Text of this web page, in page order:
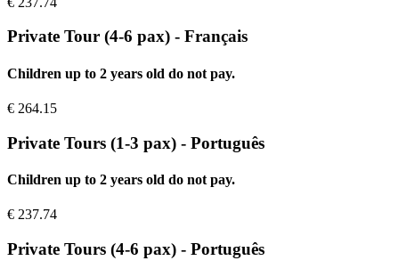
Private Tour (4-6 pax) - Français
Children up to 2 years old do not pay.
€ 264.15
Private Tours (1-3 pax) - Português
Children up to 2 years old do not pay.
€ 237.74
Private Tours (4-6 pax) - Português